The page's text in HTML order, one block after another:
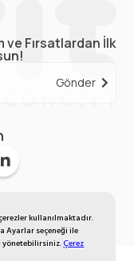
kullanılmaktadır.
Ayarlar seçeneği ile
yönetebilirsiniz.Çerez
ve Fırsatlardan İlk
Gönder